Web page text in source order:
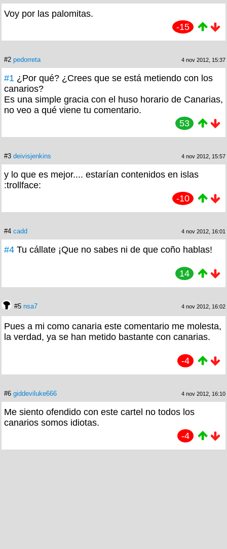
Voy por las palomitas.
-15
#2 pedorreta 4 nov 2012, 15:37
#1 ¿Por qué? ¿Crees que se está metiendo con los
canarios?
Es una simple gracia con el huso horario de Canarias,
no veo a qué viene tu comentario.
53
#3 deivisjenkins 4 nov 2012, 15:57
y lo que es mejor.... estarían contenidos en islas
:trollface:
-10
#4 cadd 4 nov 2012, 16:01
#4 Tu cállate ¡Que no sabes ni de que coño hablas!
14
#5 nsa7 4 nov 2012, 16:02
Pues a mi como canaria este comentario me molesta,
la verdad, ya se han metido bastante con canarias.
-4
#6 giddeviluke666 4 nov 2012, 16:10
Me siento ofendido con este cartel no todos los
canarios somos idiotas.
-4